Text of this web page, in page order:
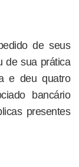
de seus
de sua prática
e deu quatro
bancário
presentes